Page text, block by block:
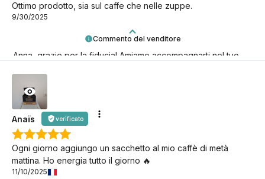
Commento del venditore
Anna, grazie per la fiducia! Amiamo accompagnarti nel tuo
Ottimo prodotto, sia sul caffe che nelle zuppe.
9/30/2025
Anaïs verificato
Ogni giorno aggiungo un sacchetto al mio caffè di metà
mattina. Ho energia tutto il giorno 🔥
11/10/2025